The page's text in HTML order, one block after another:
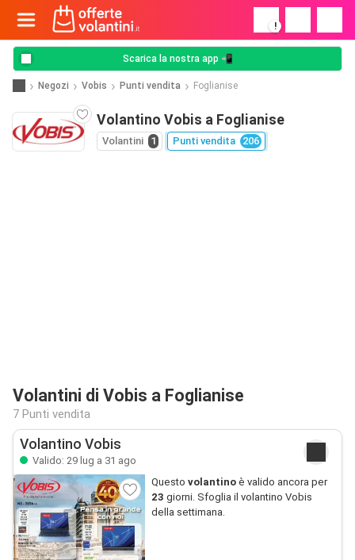
!
Scarica la nostra app 📲
Negozi Vobis Punti vendita Foglianise
Volantino Vobis a Foglianise
Volantini 1 Punti vendita 206
Volantini di Vobis a Foglianise
7 Punti vendita
Volantino Vobis
Valido: 29 lug a 31 ago
Questo volantinoè valido ancora per
23 giorni. Sfoglia il volantino Vobis
della settimana.